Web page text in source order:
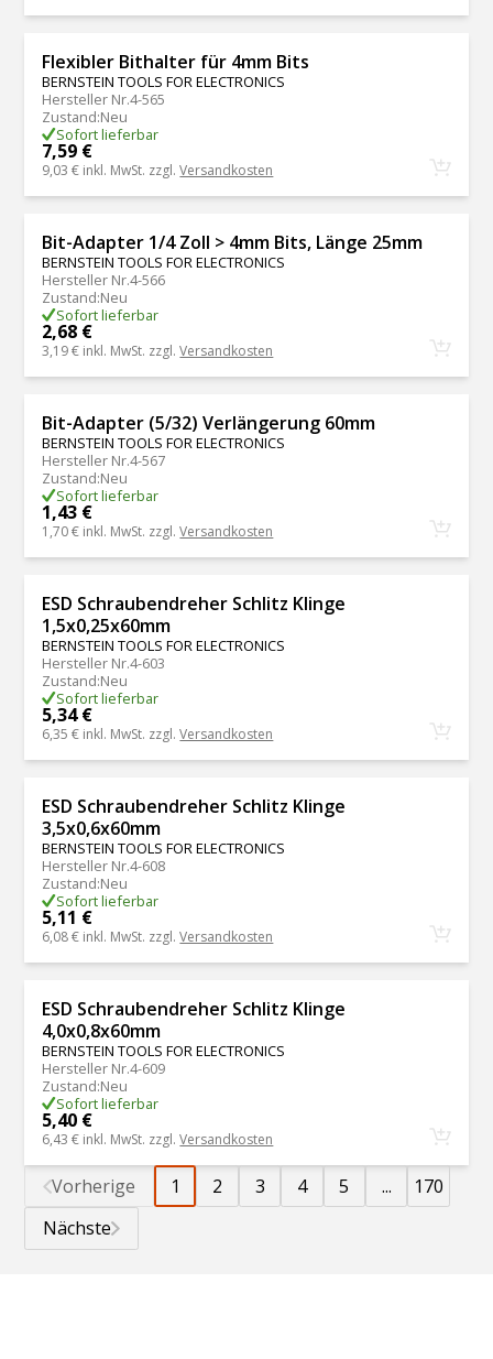
Flexibler Bithalter für 4mm Bits
BERNSTEIN TOOLS FOR ELECTRONICS
Hersteller Nr.4-565
Zustand:Neu
Sofort lieferbar
7,59 €
9,03 € inkl. MwSt. zzgl.Versandkosten
Bit-Adapter 1/4 Zoll > 4mm Bits, Länge 25mm
BERNSTEIN TOOLS FOR ELECTRONICS
Hersteller Nr.4-566
Zustand:Neu
Sofort lieferbar
2,68 €
3,19 € inkl. MwSt. zzgl.Versandkosten
Bit-Adapter (5/32) Verlängerung 60mm
BERNSTEIN TOOLS FOR ELECTRONICS
Hersteller Nr.4-567
Zustand:Neu
Sofort lieferbar
1,43 €
1,70 € inkl. MwSt. zzgl.Versandkosten
ESD Schraubendreher Schlitz Klinge
1,5x0,25x60mm
BERNSTEIN TOOLS FOR ELECTRONICS
Hersteller Nr.4-603
Zustand:Neu
Sofort lieferbar
5,34 €
6,35 € inkl. MwSt. zzgl.Versandkosten
ESD Schraubendreher Schlitz Klinge
3,5x0,6x60mm
BERNSTEIN TOOLS FOR ELECTRONICS
Hersteller Nr.4-608
Zustand:Neu
Sofort lieferbar
5,11 €
6,08 € inkl. MwSt. zzgl.Versandkosten
ESD Schraubendreher Schlitz Klinge
4,0x0,8x60mm
BERNSTEIN TOOLS FOR ELECTRONICS
Hersteller Nr.4-609
Zustand:Neu
Sofort lieferbar
5,40 €
6,43 € inkl. MwSt. zzgl.Versandkosten
Vorherige 1 2 3 4 5 ...
170
Nächste